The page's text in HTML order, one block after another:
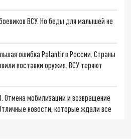
ВСУ. Но беды для малышей не
ошибка Palantir в России. Страны
поставки оружия. ВСУ теряют
Отмена мобилизации и возвращение
новости, которые ждали все